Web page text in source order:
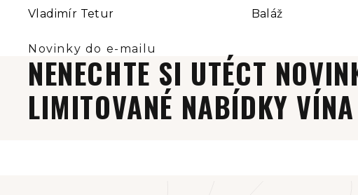
Vladimír Tetur
Baláž
NENECHTE SI UTÉCT
LIMITOVANÉ NABÍDKY VÍNA